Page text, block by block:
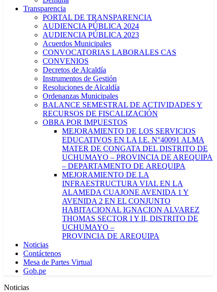
Transparencia
PORTAL DE TRANSPARENCIA
AUDIENCIA PÚBLICA 2024
AUDIENCIA PÚBLICA 2023
Acuerdos Municipales
CONVOCATORIAS LABORALES CAS
CONVENIOS
Decretos de Alcaldía
Instrumentos de Gestión
Resoluciones de Alcaldía
Ordenanzas Municipales
BALANCE SEMESTRAL DE ACTIVIDADES Y
RECURSOS DE FISCALIZACIÓN
OBRA POR IMPUESTOS
MEJORAMIENTO DE LOS SERVICIOS
EDUCATIVOS EN LA I.E. N°40091 ALMA
MATER DE CONGATA DEL DISTRITO DE
UCHUMAYO – PROVINCIA DE AREQUIPA
– DEPARTAMENTO DE AREQUIPA
MEJORAMIENTO DE LA
INFRAESTRUCTURA VIAL EN LA
ALAMEDA CUAJONE AVENIDA 1 Y
AVENIDA 2 EN EL CONJUNTO
HABITACIONAL IGNACION ALVAREZ
THOMAS SECTOR I Y II, DISTRITO DE
UCHUMAYO –
PROVINCIA DE AREQUIPA
Noticias
Contáctenos
Mesa de Partes Virtual
Gob.pe
Noticias